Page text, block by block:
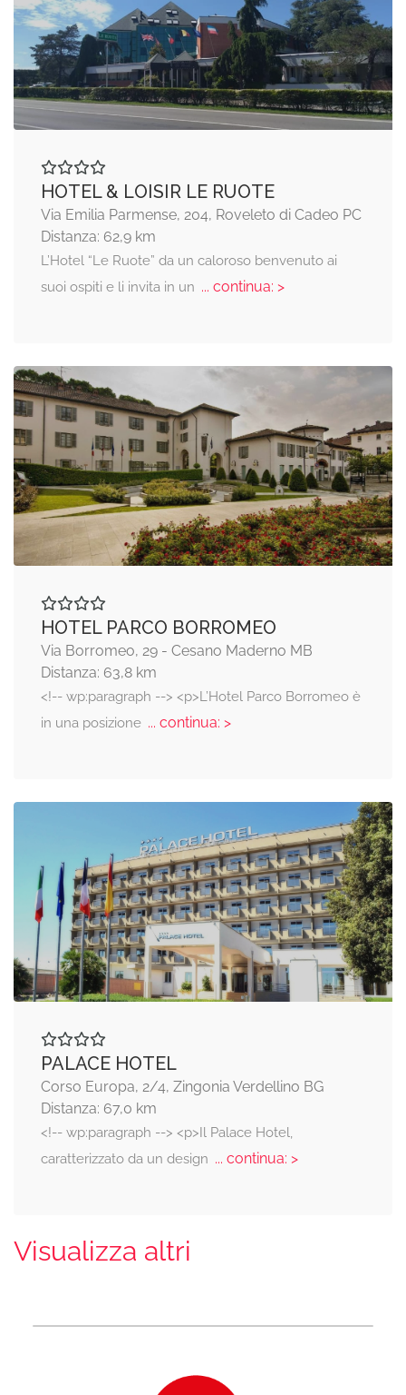
HOTEL & LOISIR LE RUOTE
Via Emilia Parmense, 204, Roveleto di Cadeo PC
Distanza: 62,9 km
L’Hotel “Le Ruote” da un caloroso benvenuto ai
suoi ospiti e li invita in un ... continua: >
HOTEL PARCO BORROMEO
Via Borromeo, 29 - Cesano Maderno MB
Distanza: 63,8 km
<!-- wp:paragraph --> <p>L’Hotel Parco Borromeo è
in una posizione... continua: >
PALACE HOTEL
Corso Europa, 2/4, Zingonia Verdellino BG
Distanza: 67,0 km
<!-- wp:paragraph --> <p>Il Palace Hotel,
caratterizzato da un design ... continua: >
Visualizza altri